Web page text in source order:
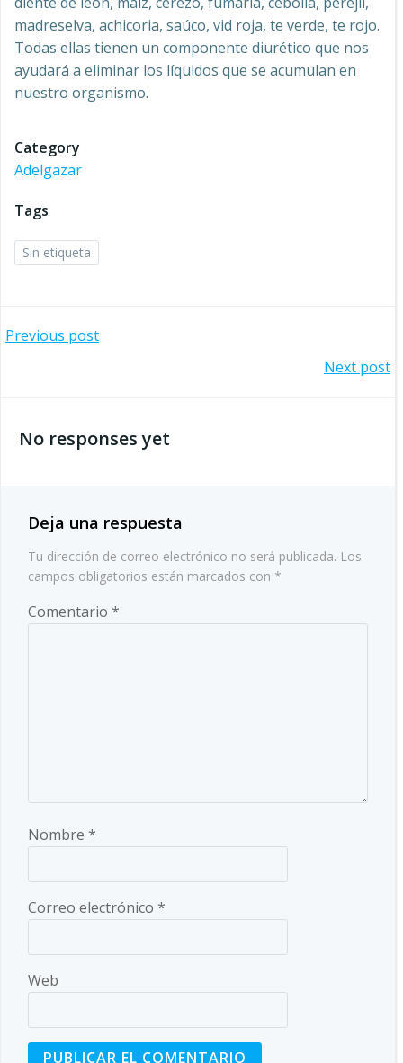
madreselva, achicoria, saúco, vid roja, te verde, te rojo.
Todas ellas tienen un componente diurético que nos
ayudará a eliminar los líquidos que se acumulan en
nuestro organismo.
Category
Adelgazar
Tags
Sin etiqueta
Navegación
las
Previous post
por
las
entradas
Next post
No responses yet
Deja una respuesta
Tu dirección de correo electrónico no será publicada. Los
campos obligatorios están marcados con *
Comentario *
Nombre *
Correo electrónico *
Web